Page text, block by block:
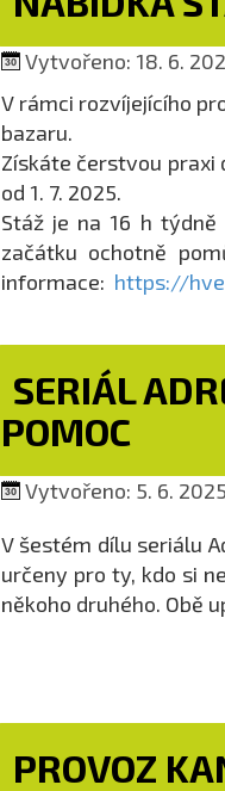
Vytvořeno: 18. 6.
V rámci rozvíjejícího
bazaru.
Získáte čerstvou praxi
od 1. 7. 2025.
Stáž je na 16 h
začátku ochotně
informace: https://
SERIÁL
POMOC
Vytvořeno: 5. 6.
V šestém dílu seriálu
určeny pro ty, kdo si
někoho druhého. Obě
PROVOZ